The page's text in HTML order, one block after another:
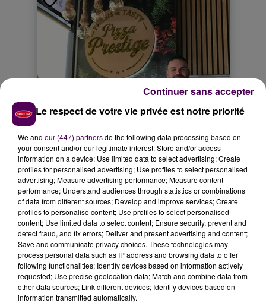
Le respect de votre vie privée est notre priorité
We and our (447) partnersdo the following data processing based on
your consent and/or our legitimate interest: Store and/or access
information on a device; Use limited data to select advertising; Create
profiles for personalised advertising; Use profiles to select personalised
advertising; Measure advertising performance; Measure content
performance; Understand audiences through statistics or combinations
of data from different sources; Develop and improve services; Create
profiles to personalise content; Use profiles to select personalised
content; Use limited data to select content; Ensure security, prevent and
detect fraud, and fix errors; Deliver and present advertising and content;
Save and communicate privacy choices. These technologies may
process personal data such as IP address and browsing data to offer
following functionalities: Identify devices based on information actively
requested; Use precise geolocation data; Match and combine data from
other data sources; Link different devices; Identify devices based on
information transmitted automatically.
Continuer sans accepter